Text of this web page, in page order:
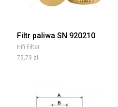
Filtr paliwa SN 920210
Hifi Filter
75,73 zł